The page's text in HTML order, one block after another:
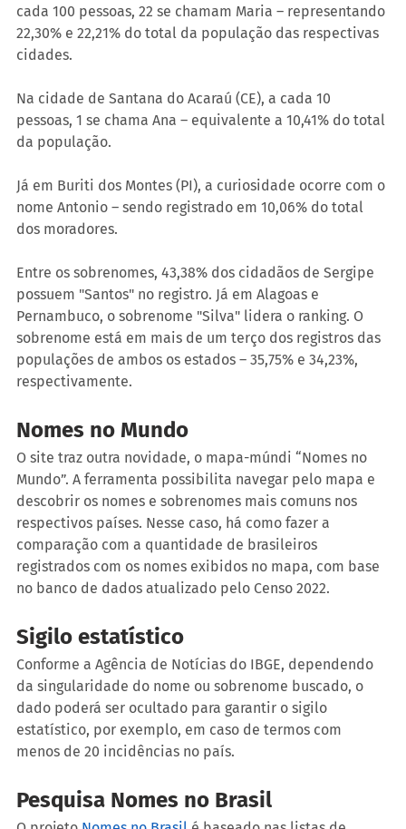
cada 100 pessoas, 22 se chamam Maria – representando
22,30% e 22,21% do total da população das respectivas
cidades.
Na cidade de Santana do Acaraú (CE), a cada 10
pessoas, 1 se chama Ana – equivalente a 10,41% do total
da população.
Já em Buriti dos Montes (PI), a curiosidade ocorre com o
nome Antonio – sendo registrado em 10,06% do total
dos moradores.
Entre os sobrenomes, 43,38% dos cidadãos de Sergipe
possuem "Santos" no registro. Já em Alagoas e
Pernambuco, o sobrenome "Silva" lidera o ranking. O
sobrenome está em mais de um terço dos registros das
populações de ambos os estados – 35,75% e 34,23%,
respectivamente.
Nomes no Mundo
O site traz outra novidade, o mapa-múndi “Nomes no
Mundo”. A ferramenta possibilita navegar pelo mapa e
descobrir os nomes e sobrenomes mais comuns nos
respectivos países. Nesse caso, há como fazer a
comparação com a quantidade de brasileiros
registrados com os nomes exibidos no mapa, com base
no banco de dados atualizado pelo Censo 2022.
Sigilo estatístico
Conforme a Agência de Notícias do IBGE, dependendo
da singularidade do nome ou sobrenome buscado, o
dado poderá ser ocultado para garantir o sigilo
estatístico, por exemplo, em caso de termos com
menos de 20 incidências no país.
Pesquisa Nomes no Brasil